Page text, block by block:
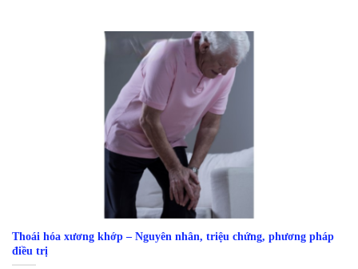
Thoái hóa xương khớp – Nguyên nhân, triệu chứng, phương pháp
điều trị